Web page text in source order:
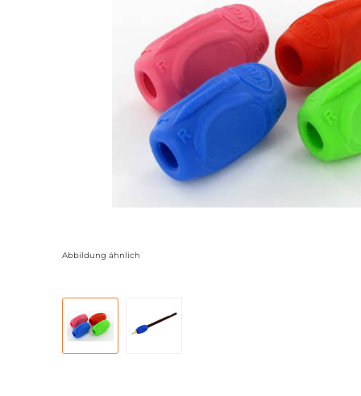
Abbildung ähnlich